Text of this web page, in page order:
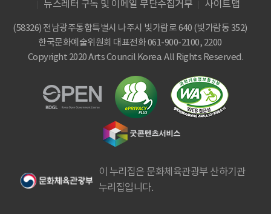
뉴스레터 구독 및 이메일 무단수집거부
사이트맵
(58326) 전남광주통합특별시 나주시 빛가람로 640 (빛가람동 352)
한국문화예술위원회 대표전화 061-900-2100, 2200
Copyright 2020 Arts Council Korea. All Rights Reserved.
이 누리집은 문화체육관광부 산하기관
누리집입니다.